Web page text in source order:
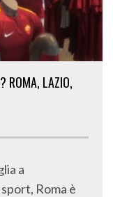
ROMA, LAZIO,
a
Roma è